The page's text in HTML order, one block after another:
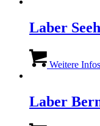
Laber
Weitere Infos
Laber